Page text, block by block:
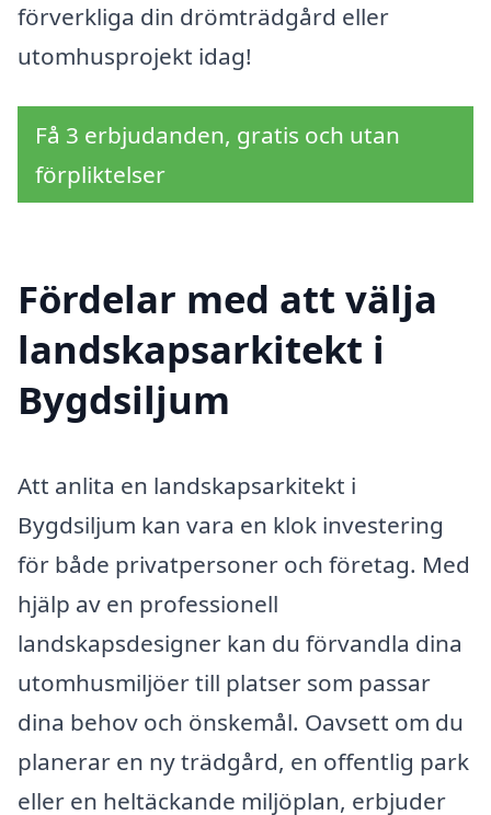
förverkliga din drömträdgård eller
utomhusprojekt idag!
Få 3 erbjudanden, gratis och utan
förpliktelser
Fördelar med att välja
landskapsarkitekt i
Bygdsiljum
Att anlita en landskapsarkitekt i
Bygdsiljum kan vara en klok investering
för både privatpersoner och företag. Med
hjälp av en professionell
landskapsdesigner kan du förvandla dina
utomhusmiljöer till platser som passar
dina behov och önskemål. Oavsett om du
planerar en ny trädgård, en offentlig park
eller en heltäckande miljöplan, erbjuder